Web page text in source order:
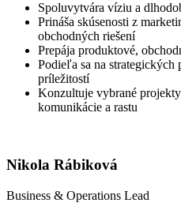
Spoluvytvára víziu a
Prináša skúsenosti z
obchodných riešení
Prepája produktové,
Podieľa sa na strategických
príležitostí
Konzultuje vybrané
komunikácie a rastu
Nikola Rábiková
Business & Operations Lead